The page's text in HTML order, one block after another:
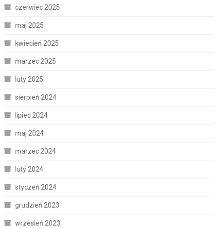
czerwiec 2025
maj 2025
kwiecień 2025
marzec 2025
luty 2025
sierpień 2024
lipiec 2024
maj 2024
marzec 2024
luty 2024
styczeń 2024
grudzień 2023
wrzesień 2023